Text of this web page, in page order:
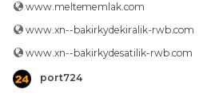
www.meltememlak.com
www.xn--bakirkydekiralik-rwb.com
www.xn--bakirkydesatilik-rwb.com
port724